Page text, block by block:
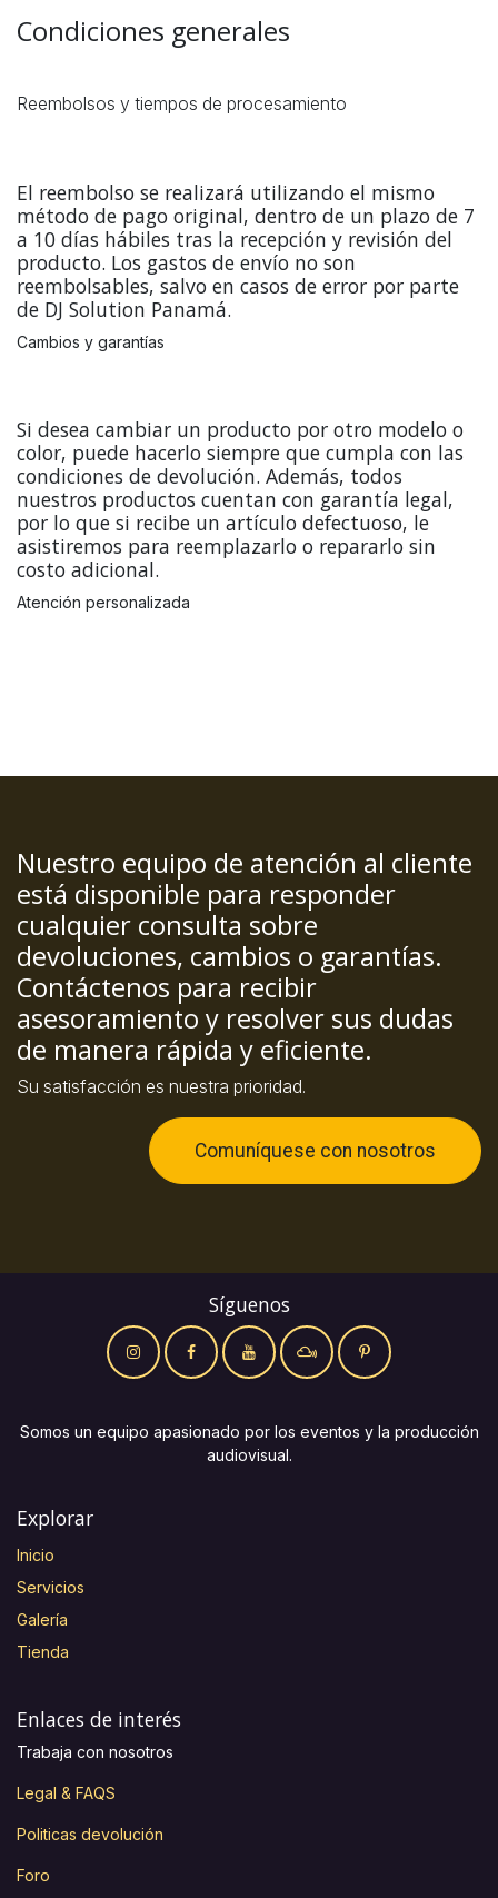
Condiciones generales
Reembolsos y tiempos de procesamiento
El reembolso se realizará utilizando el mismo
método de pago original, dentro de un plazo de 7
a 10 días hábiles tras la recepción y revisión del
producto. Los gastos de envío no son
reembolsables, salvo en casos de error por parte
de DJ Solution Panamá.
Cambios y garantías
Si desea cambiar un producto por otro modelo o
color, puede hacerlo siempre que cumpla con las
condiciones de devolución. Además, todos
nuestros productos cuentan con garantía legal,
por lo que si recibe un artículo defectuoso, le
asistiremos para reemplazarlo o repararlo sin
costo adicional.
Atención personalizada
Nuestro equipo de atención al cliente
está disponible para responder
cualquier consulta sobre
devoluciones, cambios o garantías.
Contáctenos para recibir
asesoramiento y resolver sus dudas
de manera rápida y eficiente.
Su satisfacción es nuestra prioridad.
Comuníquese con nosotros
Síguenos
Somos un equipo apasionado por los eventos y la producción
audiovisual.
Explorar
Inicio
Servicios
Galería
Tienda
Enlaces de interés
Trabaja con nosotros
Legal & FAQS
Politicas devolución
Foro